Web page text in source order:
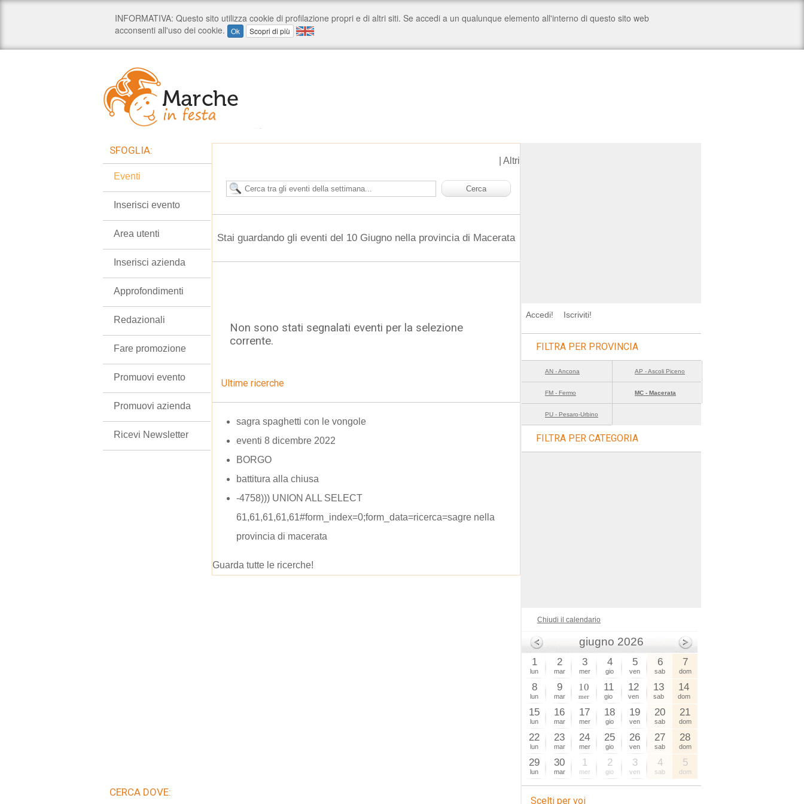
Altri
Stai guardando gli eventi del 10 Giugno nella provincia di Macerata
Non sono stati segnalati eventi per la selezione
corrente.
Ultime ricerche
sagra spaghetti con le vongole
eventi 8 dicembre 2022
BORGO
battitura alla chiusa
-4758))) UNION ALL SELECT
61,61,61,61,61#form_index=0;form_data=ricerca=sagre nella
provincia di macerata
Guarda tutte le ricerche!
SFOGLIA:
Eventi
Inserisci evento
Area utenti
Inserisci azienda
Approfondimenti
Redazionali
Fare promozione
Promuovi evento
Promuovi azienda
Ricevi Newsletter
CERCA DOVE:
Accedi! Iscriviti!
FILTRA PER PROVINCIA
AN - Ancona AP - Ascoli Piceno
FM - Fermo MC - Macerata
PU - Pesaro-Urbino
FILTRA PER CATEGORIA
Chiudi il calendario
giugno 2026
1
lun
2
mar
3
mer
4
gio
5
ven
6
sab
7
dom
8
lun
9
mar
10
mer
11
gio
12
ven
13
sab
14
dom
15
lun
16
mar
17
mer
18
gio
19
ven
20
sab
21
dom
22
lun
23
mar
24
mer
25
gio
26
ven
27
sab
28
dom
29
lun
30
mar
1
mer
2
gio
3
ven
4
sab
5
dom
Scelti per voi